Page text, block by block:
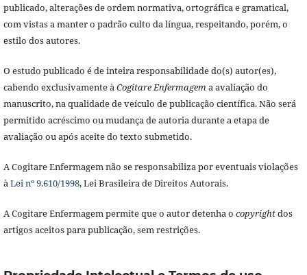
publicado, alterações de ordem normativa, ortográfica e gramatical,
com vistas a manter o padrão culto da língua, respeitando, porém, o
estilo dos autores.
O estudo publicado é de inteira responsabilidade do(s) autor(es),
cabendo exclusivamente àCogitare Enfermagema avaliação do
manuscrito, na qualidade de veículo de publicação científica. Não será
permitido acréscimo ou mudança de autoria durante a etapa de
avaliação ou após aceite do texto submetido.
A Cogitare Enfermagem não se responsabiliza por eventuais violações
àLei nº 9.610/1998, Lei Brasileira de Direitos Autorais.
A Cogitare Enfermagem permite que o autor detenha o copyrightdos
artigos aceitos para publicação, sem restrições.